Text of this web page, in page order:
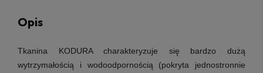
Opis
Tkanina KODURA charakteryzuje się bardzo dużą
wytrzymałością i wodoodpornością (pokryta jednostronnie